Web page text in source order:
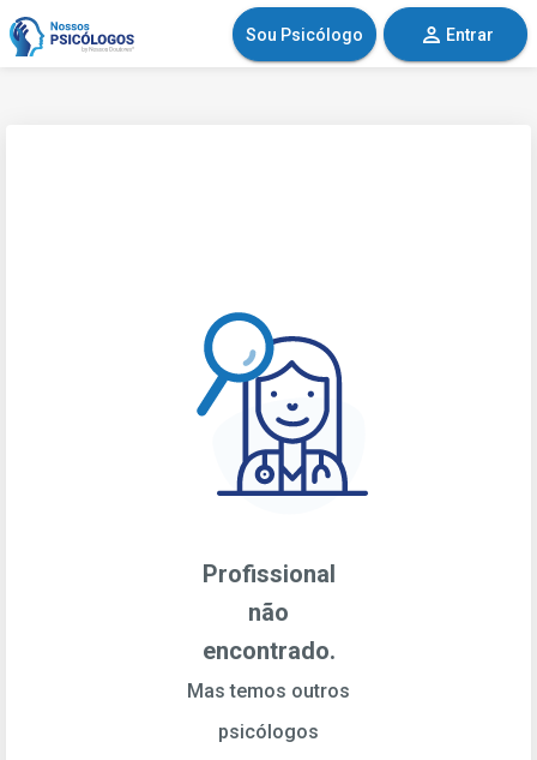
Sou Psicólogo Entrar
Profissional
não
encontrado.
Mas temos outros
psicólogos